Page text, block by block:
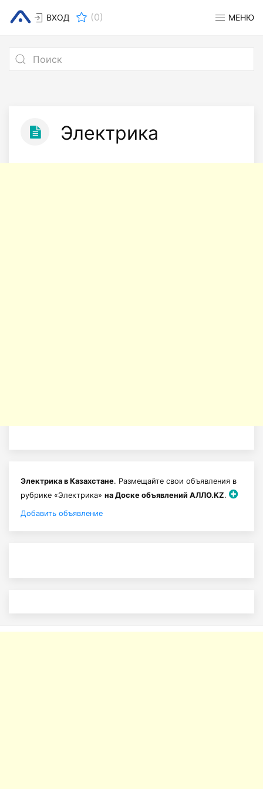
ВХОД (0) МЕНЮ
Электрика
Электрика в Казахстане. Размещайте свои объявления в
рубрике «Электрика» на Доске объявлений АЛЛО.KZ.
Добавить объявление